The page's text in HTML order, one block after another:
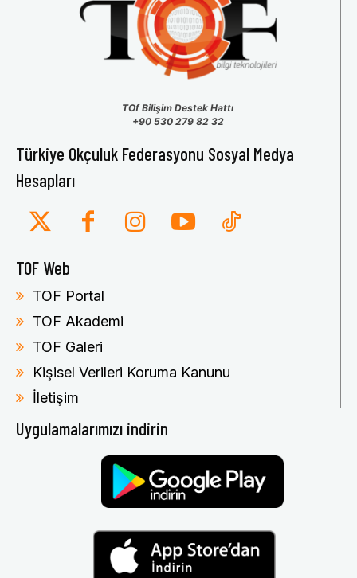
TOf Bilişim Destek Hattı
+90 530 279 82 32
Türkiye Okçuluk Federasyonu Sosyal Medya
Hesapları
TOF Web
TOF Portal
TOF Akademi
TOF Galeri
Kişisel Verileri Koruma Kanunu
İletişim
Uygulamalarımızı indirin